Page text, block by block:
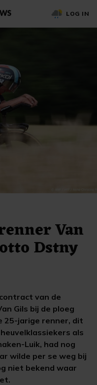
LOG IN
Van
Dstny
contract van de
Gils bij de ploeg
25-jarige renner, dit
als
Luik, had nog
wilde per se weg bij
niet bekend waar